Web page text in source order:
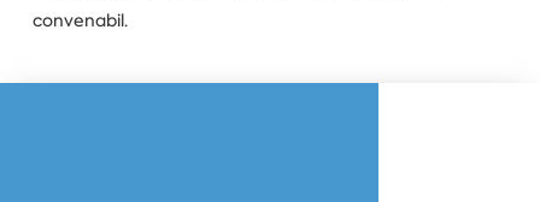
convenabil.